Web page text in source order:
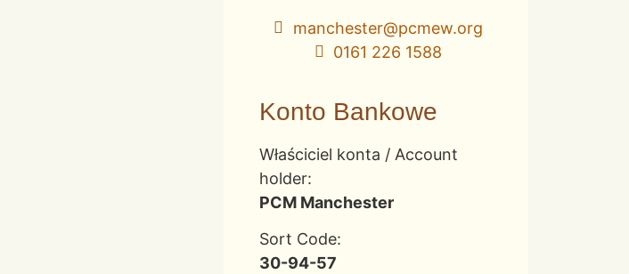
manchester@pcmew.org
0161 226 1588
Konto Bankowe
Właściciel konta / Account
holder:
PCM Manchester
Sort Code:
30-94-57